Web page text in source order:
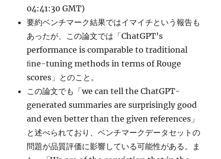
04:41:30 GMT)
要約ベンチマーク結果ではイマイチという報告も
あったが、この論文では「ChatGPT’s
performance is comparable to traditional
ﬁne-tuning methods in terms of Rouge
scores」とのこと。
この論文でも「we can tell the ChatGPT-
generated summaries are surprisingly good
and even better than the given references」
と述べられており、ベンチマークデータセットの
問題が品質評価に影響している可能性がある。ま